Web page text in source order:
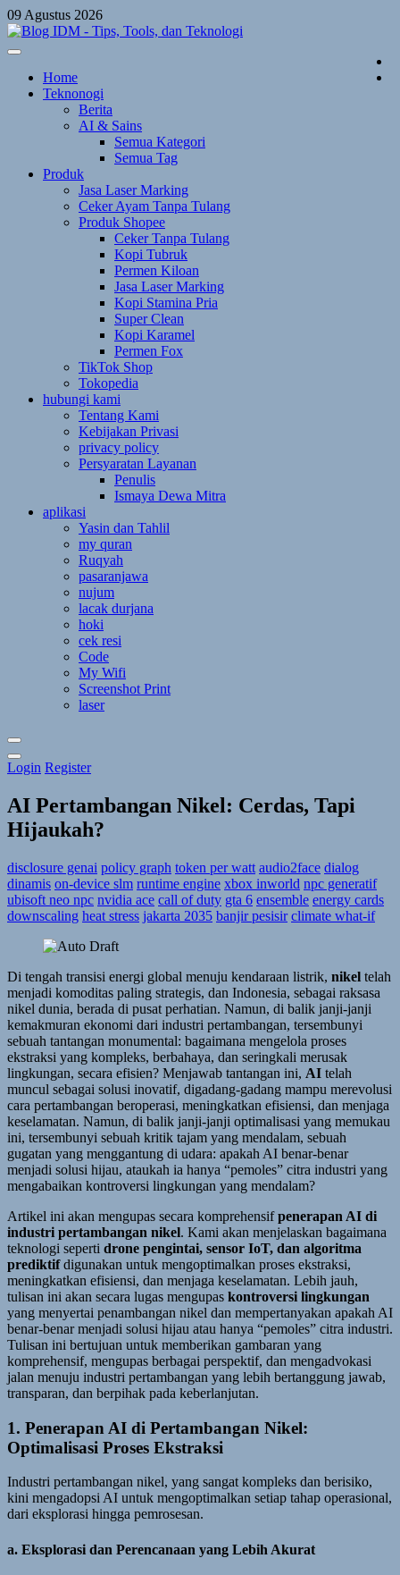
Skip
to
content
09 Agustus 2026
Home
Teknonogi
Berita
AI & Sains
Semua Kategori
Semua Tag
Produk
Jasa Laser Marking
Ceker Ayam Tanpa Tulang
Produk Shopee
Ceker Tanpa Tulang
Kopi Tubruk
Permen Kiloan
Jasa Laser Marking
Kopi Stamina Pria
Super Clean
Kopi Karamel
Permen Fox
TikTok Shop
Tokopedia
hubungi kami
Tentang Kami
Kebijakan Privasi
privacy policy
Persyaratan Layanan
Penulis
Ismaya Dewa Mitra
aplikasi
Yasin dan Tahlil
my quran
Ruqyah
pasaranjawa
nujum
lacak durjana
hoki
cek resi
Code
My Wifi
Screenshot Print
laser
Toggle
Theme
Login Register
AI Pertambangan Nikel: Cerdas, Tapi
Hijaukah?
disclosure genai policy graph token per watt audio2face dialog
dinamis on-device slm runtime engine xbox inworld npc generatif
ubisoft neo npc nvidia ace call of duty gta 6 ensemble energy cards
downscaling heat stress jakarta 2035 banjir pesisir climate what-if
Di tengah transisi energi global menuju kendaraan listrik, nikel telah
menjadi komoditas paling strategis, dan Indonesia, sebagai raksasa
nikel dunia, berada di pusat perhatian. Namun, di balik janji-janji
kemakmuran ekonomi dari industri pertambangan, tersembunyi
sebuah tantangan monumental: bagaimana mengelola proses
ekstraksi yang kompleks, berbahaya, dan seringkali merusak
lingkungan, secara efisien? Menjawab tantangan ini, AI telah
muncul sebagai solusi inovatif, digadang-gadang mampu merevolusi
cara pertambangan beroperasi, meningkatkan efisiensi, dan menjaga
keselamatan. Namun, di balik janji-janji optimalisasi yang memukau
ini, tersembunyi sebuah kritik tajam yang mendalam, sebuah
gugatan yang menggantung di udara: apakah AI benar-benar
menjadi solusi hijau, ataukah ia hanya “pemoles” citra industri yang
mengabaikan kontroversi lingkungan yang mendalam?
Artikel ini akan mengupas secara komprehensifpenerapan AI di
industri pertambangan nikel. Kami akan menjelaskan bagaimana
teknologi seperti drone pengintai, sensor IoT, dan algoritma
prediktifdigunakan untuk mengoptimalkan proses ekstraksi,
meningkatkan efisiensi, dan menjaga keselamatan. Lebih jauh,
tulisan ini akan secara lugas mengupas kontroversi lingkungan
yang menyertai penambangan nikel dan mempertanyakan apakah AI
benar-benar menjadi solusi hijau atau hanya “pemoles” citra industri.
Tulisan ini bertujuan untuk memberikan gambaran yang
komprehensif, mengupas berbagai perspektif, dan mengadvokasi
jalan menuju industri pertambangan yang lebih bertanggung jawab,
transparan, dan berpihak pada keberlanjutan.
1. Penerapan AI di Pertambangan Nikel:
Optimalisasi Proses Ekstraksi
Industri pertambangan nikel, yang sangat kompleks dan berisiko,
kini mengadopsi AI untuk mengoptimalkan setiap tahap operasional,
dari eksplorasi hingga pemrosesan.
a. Eksplorasi dan Perencanaan yang Lebih Akurat